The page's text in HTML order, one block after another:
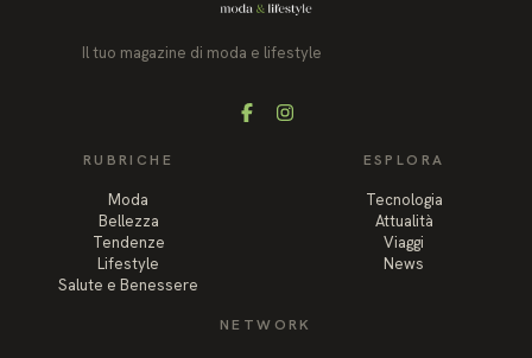
Il tuo magazine di moda e lifestyle
FacebookInstagram
RUBRICHE
Moda
Bellezza
Tendenze
Lifestyle
Salute e Benessere
ESPLORA
Tecnologia
Attualità
Viaggi
News
NETWORK